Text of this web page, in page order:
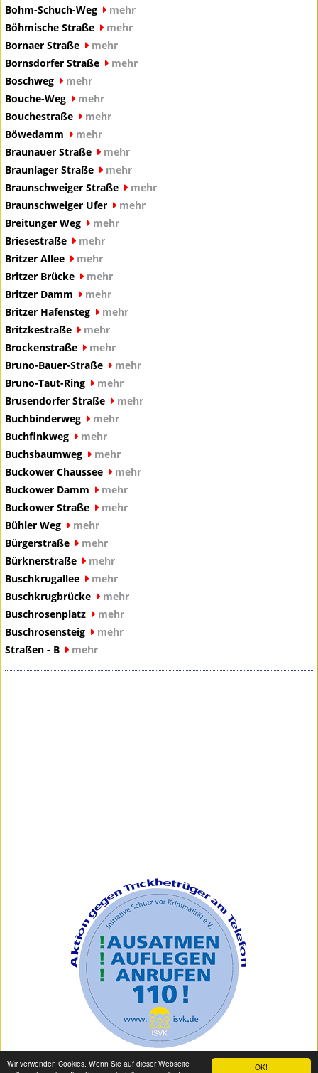
OK!
Wir verwenden Cookies. Wenn Sie auf dieser Webseite
Bohm-Schuch-Weg
mehr
Böhmische Straße
mehr
Bornaer Straße
mehr
Bornsdorfer Straße
mehr
Boschweg
mehr
Bouche-Weg
mehr
Bouchestraße
mehr
Böwedamm
mehr
Braunauer Straße
mehr
Braunlager Straße
mehr
Braunschweiger Straße
mehr
Braunschweiger Ufer
mehr
Breitunger Weg
mehr
Briesestraße
mehr
Britzer Allee
mehr
Britzer Brücke
mehr
Britzer Damm
mehr
Britzer Hafensteg
mehr
Britzkestraße
mehr
Brockenstraße
mehr
Bruno-Bauer-Straße
mehr
Bruno-Taut-Ring
mehr
Brusendorfer Straße
mehr
Buchbinderweg
mehr
Buchfinkweg
mehr
Buchsbaumweg
mehr
Buckower Chaussee
mehr
Buckower Damm
mehr
Buckower Straße
mehr
Bühler Weg
mehr
Bürgerstraße
mehr
Bürknerstraße
mehr
Buschkrugallee
mehr
Buschkrugbrücke
mehr
Buschrosenplatz
mehr
Buschrosensteig
mehr
Straßen - B
mehr